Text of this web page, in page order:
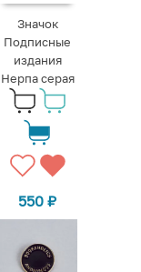
Значок
Подписные
издания
Нерпа серая
550₽